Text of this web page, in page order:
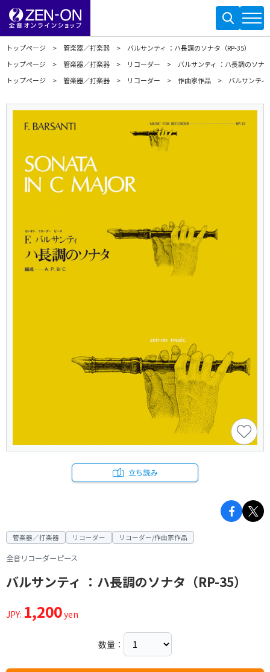
トップページ 管楽器／打楽器
バルサンティ ：ハ長調のソナタ（RP-35）
トップページ
管楽器／打楽器 リコーダー
バルサンティ ：ハ長調のソナ
トップページ
管楽器／打楽器 リコーダー 作曲家作品 バルサンティ
立ち読み
管楽器／打楽器 リコーダー リコーダー/作曲家作品
全音リコーダーピース
バルサンティ ：ハ長調のソナタ（RP-35）
JPY: 1,200yen
数量：